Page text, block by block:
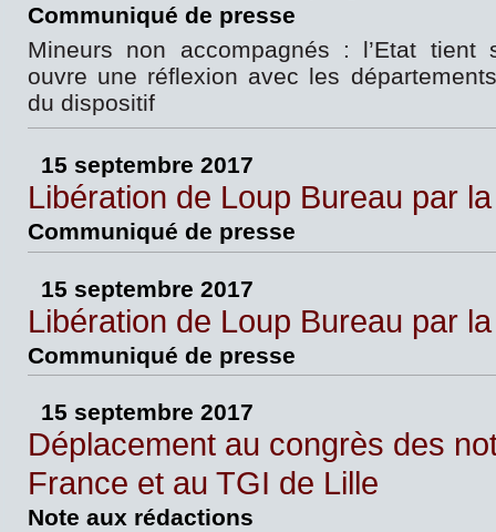
Communiqué de presse
Mineurs non accompagnés : l’Etat tient
ouvre une réflexion avec les
du dispositif
15 septembre 2017
Libération de Loup Bureau par
Communiqué de presse
15 septembre 2017
Libération de Loup Bureau par
Communiqué de presse
15 septembre 2017
Déplacement au congrès des
France et au TGI de Lille
Note aux rédactions